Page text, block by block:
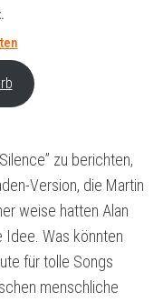
11,99 €.
zu berichten,
Version, die Martin
weise hatten Alan
Idee. Was könnten
für tolle Songs
menschliche